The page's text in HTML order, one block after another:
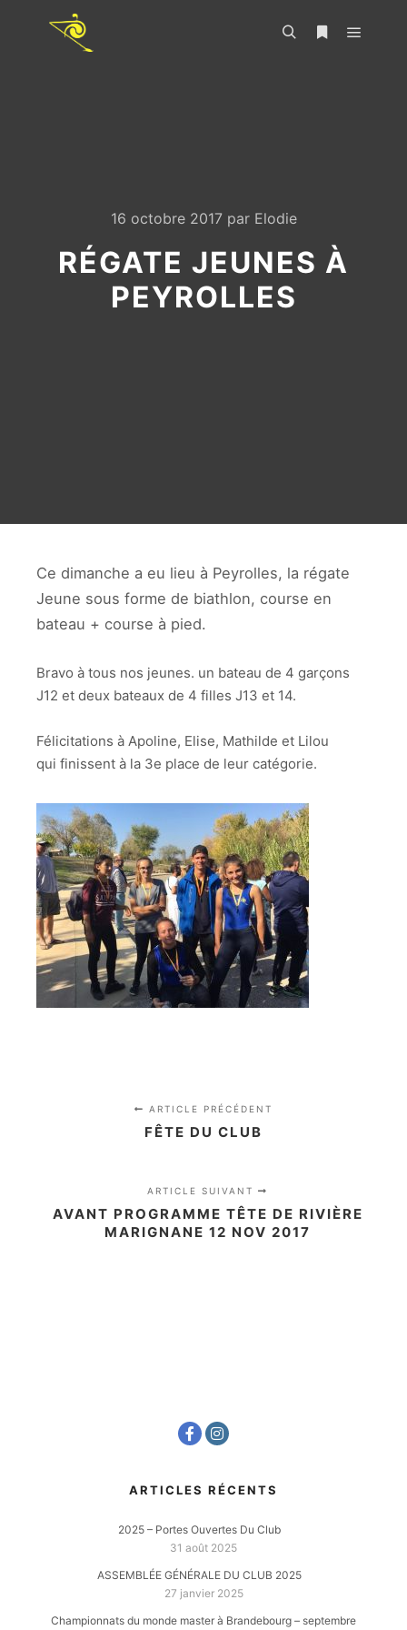
16 octobre 2017par Elodie
RÉGATE JEUNES À
PEYROLLES
Ce dimanche a eu lieu à Peyrolles, la régate
Jeune sous forme de biathlon, course en
bateau + course à pied.
Bravo à tous nos jeunes. un bateau de 4 garçons
J12 et deux bateaux de 4 filles J13 et 14.
Félicitations à Apoline, Elise, Mathilde et Lilou
qui finissent à la 3e place de leur catégorie.
ARTICLE PRÉCÉDENT
FÊTE DU CLUB
ARTICLE SUIVANT
AVANT PROGRAMME TÊTE DE RIVIÈRE
MARIGNANE 12 NOV 2017
ARTICLES RÉCENTS
2025 – Portes Ouvertes Du Club
31 août 2025
ASSEMBLÉE GÉNÉRALE DU CLUB 2025
27 janvier 2025
Championnats du monde master à Brandebourg – septembre